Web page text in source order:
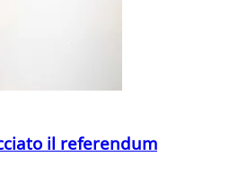
il referendum